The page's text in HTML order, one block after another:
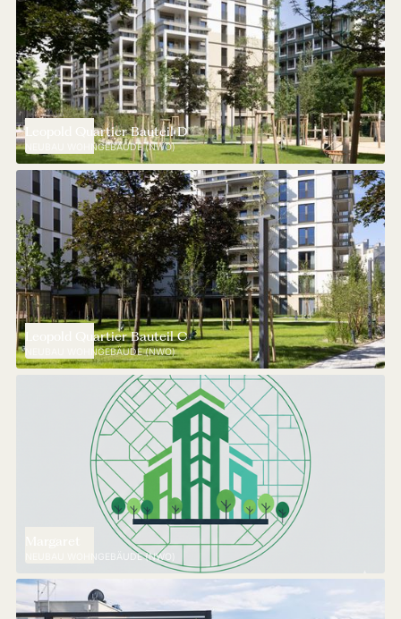
Leopold Quartier Bauteil D
NEUBAU WOHNGEBÄUDE (NWO)
Leopold Quartier Bauteil C
NEUBAU WOHNGEBÄUDE (NWO)
NEUBAU WOHNGEBÄUDE (NWO)